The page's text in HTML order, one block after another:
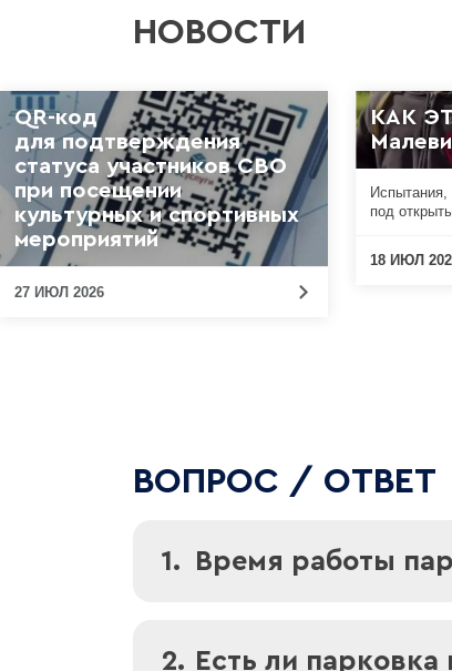
НОВОСТИ
QR-код
для подтверждения
статуса участников СВО
при посещении
культурных и спортивных
мероприятий
27 ИЮЛ 2026
КАК
под
18 ИЮЛ
ВОПРОС / ОТВЕТ
1. Время работы
2. Есть ли парковка